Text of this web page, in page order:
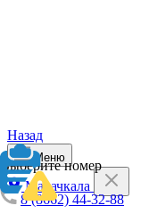
Назад
Выберите номер
8 (8662) 44-32-88
Меню
Махачкала